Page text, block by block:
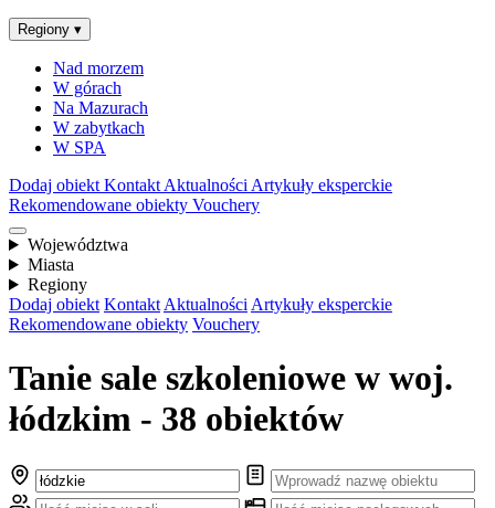
Regiony ▾
Nad morzem
W górach
Na Mazurach
W zabytkach
W SPA
Dodaj obiekt Kontakt Aktualności Artykuły eksperckie
Rekomendowane obiekty Vouchery
Województwa
Miasta
Regiony
Dodaj obiekt Kontakt Aktualności Artykuły eksperckie
Rekomendowane obiekty Vouchery
Tanie sale szkoleniowe w woj.
łódzkim - 38 obiektów